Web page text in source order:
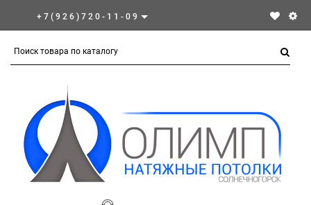
+7(926)720-11-09